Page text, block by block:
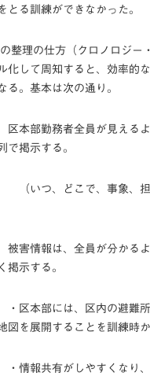
とる訓練ができなかった。
理の仕方（クロノロジー
化して周知すると、効率的
る。基本は次の通り。
務者全員が見えるよ
で掲示する。
どこで、事象、担当
は、全員が分かるよ
掲示する。
には、区内の避難所や
図を展開することを訓練時
有がしやすくなり、区